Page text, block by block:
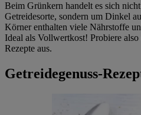
Beim Grünkern handelt es sich
Getreidesorte, sondern um Dinkel
Körner enthalten viele Nährstoffe
Ideal als Vollwertkost! Probiere
Rezepte aus.
Getreidegenuss-